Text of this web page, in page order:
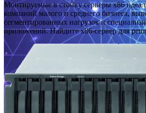
Монтируемые в стойку серверы x86
компаний малого и среднего бизнеса,
сегментированных нагрузок и
приложений. Найдите x86-сервер для